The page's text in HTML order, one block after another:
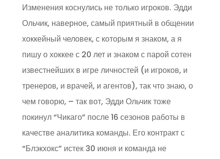
Изменения коснулись не только игроков. Эдди
Ольчик, наверное, самый приятный в общении
хоккейный человек, с которым я знаком, а я
пишу о хоккее с 20 лет и знаком с парой сотен
известнейших в игре личностей (и игроков, и
тренеров, и врачей, и агентов), так что знаю, о
чем говорю, – так вот, Эдди Ольчик тоже
покинул “Чикаго” после 16 сезонов работы в
качестве аналитика команды. Его контракт с
“Блэкхокс” истек 30 июня и команда не